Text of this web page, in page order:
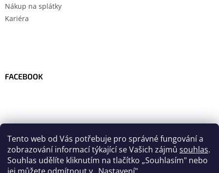
Tento web od Vás potřebuje pro správné fungování a
zobrazování informací týkající se Vašich zájmů souhlas.
Souhlas udělíte kliknutím na tlačítko „Souhlasím" nebo
Nákup na splátky
Kariéra
FACEBOOK